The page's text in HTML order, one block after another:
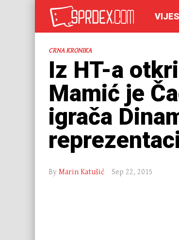
CRNA KRONIKA
Iz HT-a
Mamić je
igrača
By Marin Katušić Sep 22, 2015